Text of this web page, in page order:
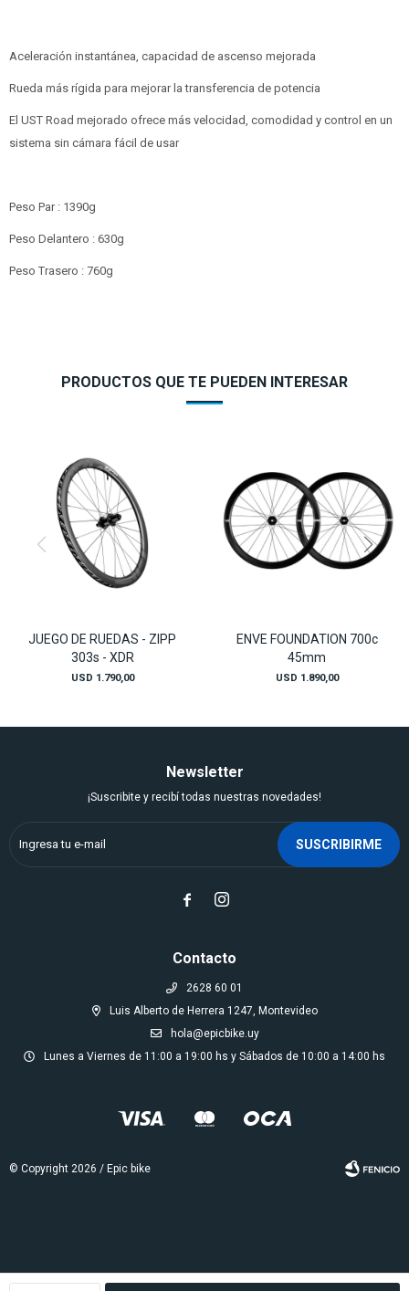
Aceleración instantánea, capacidad de ascenso mejorada
Rueda más rígida para mejorar la transferencia de potencia
El UST Road mejorado ofrece más velocidad, comodidad y control en un
sistema sin cámara fácil de usar
Peso Par : 1390g
Peso Delantero : 630g
Peso Trasero : 760g
PRODUCTOS QUE TE PUEDEN INTERESAR
JUEGO DE RUEDAS - ZIPP
303s - XDR
USD 1.790,00
ENVE FOUNDATION 700c
45mm
USD 1.890,00
Contacto
2628 60 01
Luis Alberto de Herrera 1247, Montevideo
hola@epicbike.uy
Lunes a Viernes de 11:00 a 19:00 hs y Sábados de 10:00 a 14:00 hs
Newsletter
¡Suscribite y recibí todas nuestras novedades!
SUSCRIBIRME
 
© Copyright 2026 / Epic bike